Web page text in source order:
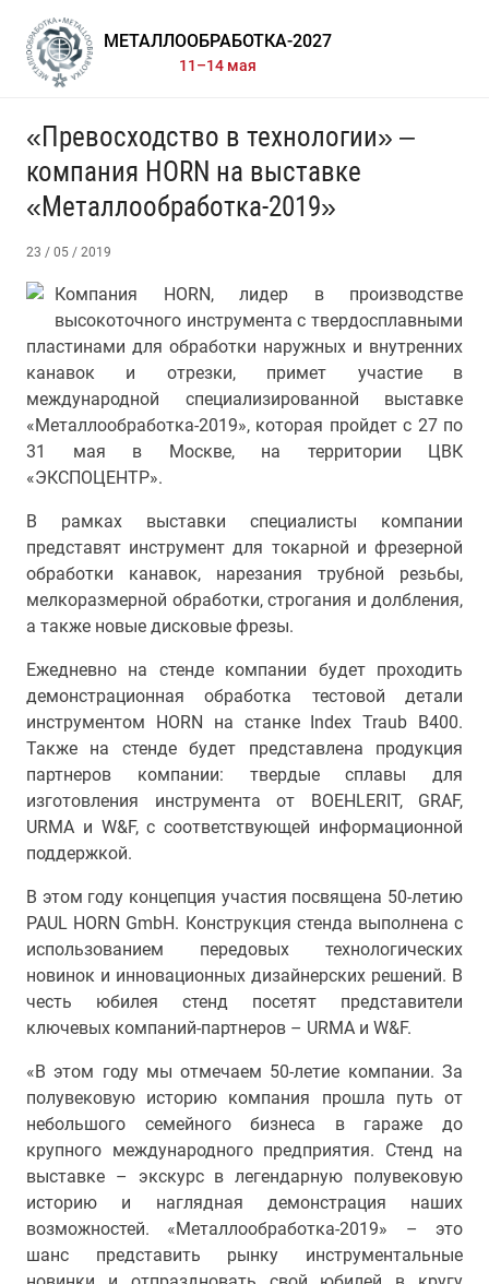
МЕТАЛЛООБРАБОТКА-2027
11–14 мая
«Превосходство в технологии» –
компания HORN на выставке
«Металлообработка-2019»
23 / 05 / 2019
Компания HORN, лидер в производстве
высокоточного инструмента с твердосплавными
пластинами для обработки наружных и внутренних
канавок и отрезки, примет участие в
международной специализированной выставке
«Металлообработка-2019», которая пройдет с 27 по
31 мая в Москве, на территории ЦВК
«ЭКСПОЦЕНТР».
В рамках выставки специалисты компании
представят инструмент для токарной и фрезерной
обработки канавок, нарезания трубной резьбы,
мелкоразмерной обработки, строгания и долбления,
а также новые дисковые фрезы.
Ежедневно на стенде компании будет проходить
демонстрационная обработка тестовой детали
инструментом HORN на станке Index Traub B400.
Также на стенде будет представлена продукция
партнеров компании: твердые сплавы для
изготовления инструмента от BOEHLERIT, GRAF,
URMA и W&F, с соответствующей информационной
поддержкой.
В этом году концепция участия посвящена 50-летию
PAUL HORN GmbH. Конструкция стенда выполнена с
использованием передовых технологических
новинок и инновационных дизайнерских решений. В
честь юбилея стенд посетят представители
ключевых компаний-партнеров – URMA и W&F.
«В этом году мы отмечаем 50-летие компании. За
полувековую историю компания прошла путь от
небольшого семейного бизнеса в гараже до
крупного международного предприятия. Стенд на
выставке – экскурс в легендарную полувековую
историю и наглядная демонстрация наших
возможностей. «Металлообработка-2019» – это
шанс представить рынку инструментальные